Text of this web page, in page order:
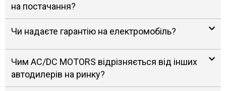
на постачання?
Чи надаєте гарантію на електромобіль?
Чим AC/DC MOTORS відрізняється від інших
автодилерів на ринку?